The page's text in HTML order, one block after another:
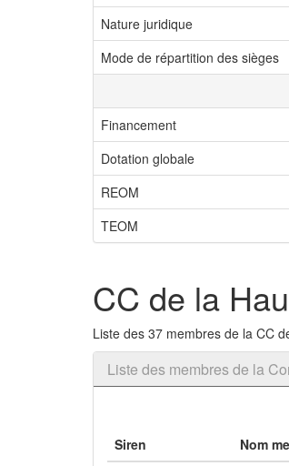
Nature juridique
Mode de répartition des sièges
Financement
Dotation globale
REOM
TEOM
CC de la
Liste des 37 membres de la CC
Liste des membres de la
Siren Nom